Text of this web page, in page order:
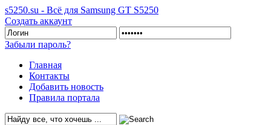
s5250.su - Всё для Samsung GT S5250
Создать аккаунт
Забыли пароль?
Главная
Контакты
Добавить новость
Правила портала